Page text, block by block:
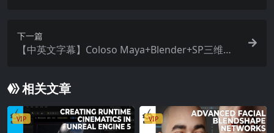
下一篇
【中英文字幕】Coloso Maya+Blender+SP三维高
相关文章
VIP VIP